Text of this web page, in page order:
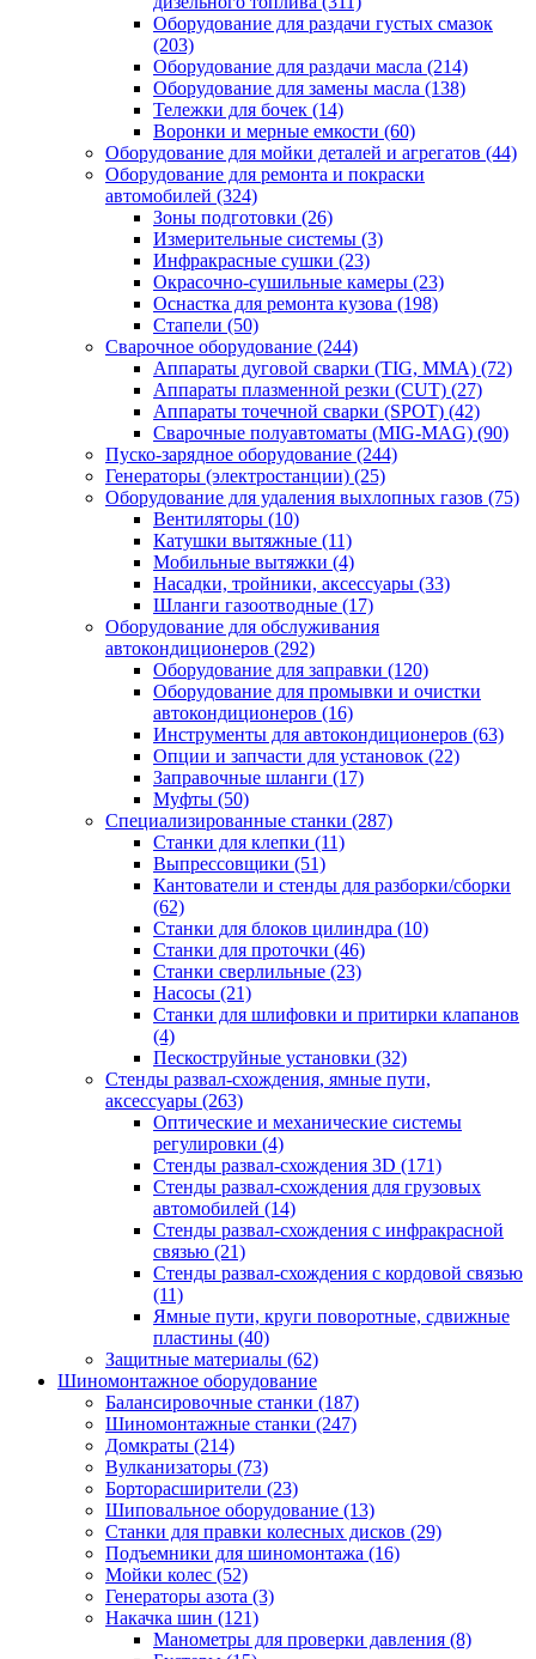
Оборудование для раздачи густых смазок
(203)
Оборудование для раздачи масла (214)
Оборудование для замены масла (138)
Тележки для бочек (14)
Воронки и мерные емкости (60)
Оборудование для мойки деталей и агрегатов (44)
Оборудование для ремонта и покраски
автомобилей (324)
Зоны подготовки (26)
Измерительные системы (3)
Инфракрасные сушки (23)
Окрасочно-сушильные камеры (23)
Оснастка для ремонта кузова (198)
Стапели (50)
Сварочное оборудование (244)
Аппараты дуговой сварки (TIG, MMA) (72)
Аппараты плазменной резки (CUT) (27)
Аппараты точечной сварки (SPOT) (42)
Сварочные полуавтоматы (MIG-MAG) (90)
Пуско-зарядное оборудование (244)
Генераторы (электростанции) (25)
Оборудование для удаления выхлопных газов (75)
Вентиляторы (10)
Катушки вытяжные (11)
Мобильные вытяжки (4)
Насадки, тройники, аксессуары (33)
Шланги газоотводные (17)
Оборудование для обслуживания
автокондиционеров (292)
Оборудование для заправки (120)
Оборудование для промывки и очистки
автокондиционеров (16)
Инструменты для автокондиционеров (63)
Опции и запчасти для установок (22)
Заправочные шланги (17)
Муфты (50)
Специализированные станки (287)
Станки для клепки (11)
Выпрессовщики (51)
Кантователи и стенды для разборки/сборки
(62)
Станки для блоков цилиндра (10)
Станки для проточки (46)
Станки сверлильные (23)
Насосы (21)
Станки для шлифовки и притирки клапанов
(4)
Пескоструйные установки (32)
Стенды развал-схождения, ямные пути,
аксессуары (263)
Оптические и механические системы
регулировки (4)
Стенды развал-схождения 3D (171)
Стенды развал-схождения для грузовых
автомобилей (14)
Стенды развал-схождения с инфракрасной
связью (21)
Стенды развал-схождения с кордовой связью
(11)
Ямные пути, круги поворотные, сдвижные
пластины (40)
Защитные материалы (62)
Шиномонтажное оборудование
Балансировочные станки (187)
Шиномонтажные станки (247)
Домкраты (214)
Вулканизаторы (73)
Борторасширители (23)
Шиповальное оборудование (13)
Станки для правки колесных дисков (29)
Подъемники для шиномонтажа (16)
Мойки колес (52)
Генераторы азота (3)
Накачка шин (121)
Манометры для проверки давления (8)